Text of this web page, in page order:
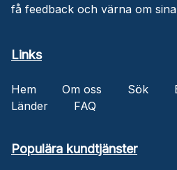
få feedback och värna om
Links
Hem Om oss Sök
Länder
FAQ
Populära kundtjänster